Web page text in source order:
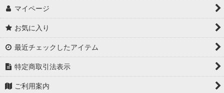
マイページ
お気に入り
最近チェックしたアイテム
特定商取引法表示
ご利用案内